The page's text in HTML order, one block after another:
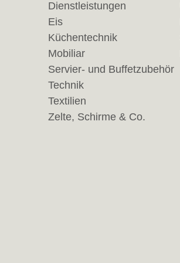
Dienstleistungen
Eis
Küchentechnik
Mobiliar
Servier- und Buffetzubehör
Technik
Textilien
Zelte, Schirme & Co.